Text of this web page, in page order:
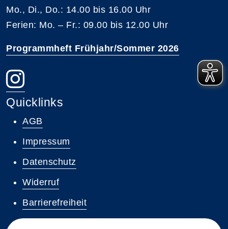
Mo., Di., Do.: 14.00 bis 16.00 Uhr
Ferien: Mo. – Fr.: 09.00 bis 12.00 Uhr
Programmheft Frühjahr/Sommer 2026
Quicklinks
AGB
Impressum
Datenschutz
Widerruf
Barrierefreiheit